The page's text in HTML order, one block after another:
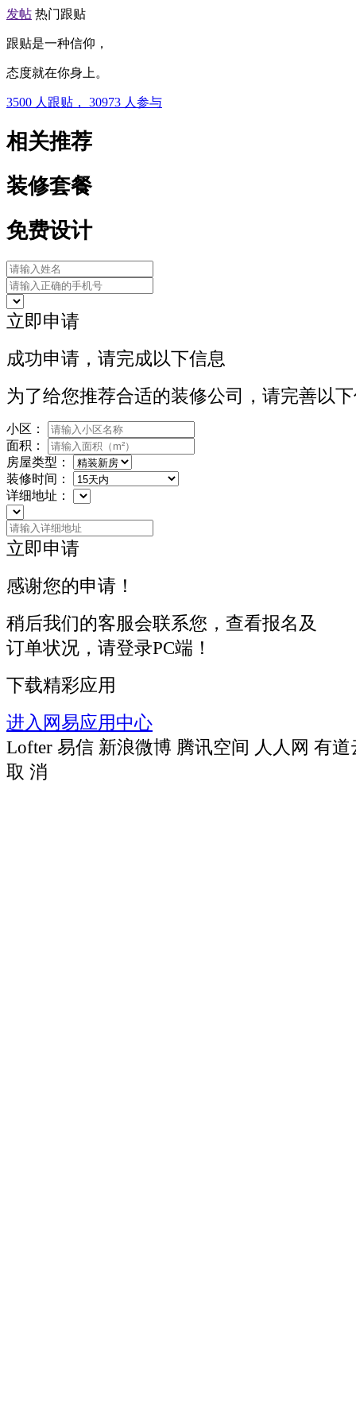
发帖 热门跟贴
跟贴是一种信仰，
态度就在你身上。
3500 人跟贴， 30973 人参与
相关推荐
装修套餐
免费设计
立即申请
成功申请，请完成以下信息
为了给您推荐合适的装修公司，请完善以
小区：
面积：
房屋类型：
装修时间：
详细地址：
立即申请
感谢您的申请！
稍后我们的客服会联系您，查看报名及
订单状况，请登录PC端！
下载精彩应用
进入网易应用中心
Lofter 易信 新浪微博 腾讯空间 人人网 有道
取 消